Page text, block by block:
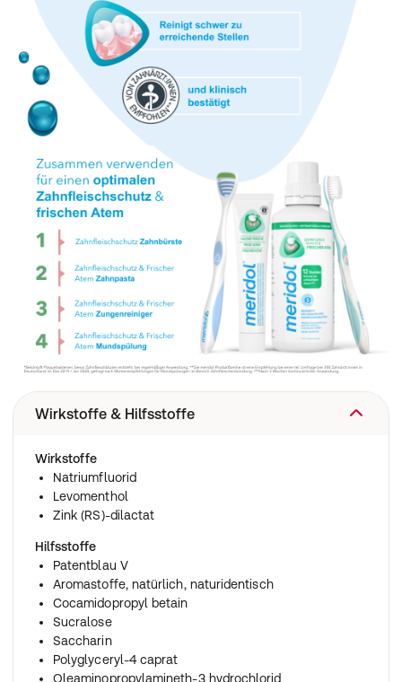
Wirkstoffe & Hilfsstoffe
Wirkstoffe
Natriumfluorid
Levomenthol
Zink (RS)-dilactat
Hilfsstoffe
Patentblau V
Aromastoffe, natürlich, naturidentisch
Cocamidopropyl betain
Sucralose
Saccharin
Polyglyceryl-4 caprat
Oleaminopropylamineth-3 hydrochlorid